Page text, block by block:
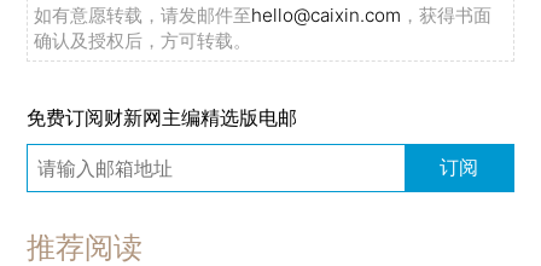
如有意愿转载，请发邮件至hello@caixin.com ，获得书面
确认及授权后，方可转载。
免费订阅财新网主编精选版电邮
订阅
推荐阅读